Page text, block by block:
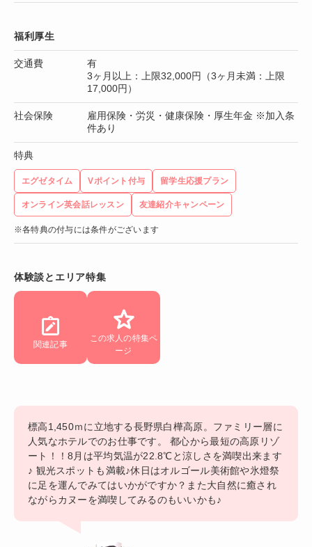
福利厚生
交通費
有
3ヶ月以上：上限32,000円（3ヶ月未満：上限
17,000円）
社会保険
雇用保険・労災・健康保険・厚生年金 ※加入条
件あり
特典
エグゼタイム Vポイント付与 留学生応援プラン
オンライン英会話レッスン 友達紹介キャンペーン
※各特典の付与には条件がございます
体験談とエリア特集
関連記事
この求人の特集ペ
ージ
標高1,450ｍに立地する長野県白樺高原。ファミリー層に
人気なホテルでのお仕事です。 都心から最短の高原リゾ
ート！！8月は平均気温が22.8℃と涼しさを満喫出来ます
♪ 観光スポットも満載♪休日はオルゴール美術館や氷燈祭
に足を運んでみてはいかがですか？また大自然に癒され
ながらカヌーを満喫してみるのもいいかも♪